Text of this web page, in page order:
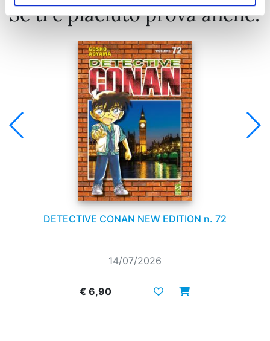
Se ti è piaciuto prova anche:
DETECTIVE CONAN NEW EDITION n. 72
14/07/2026
€ 6,90